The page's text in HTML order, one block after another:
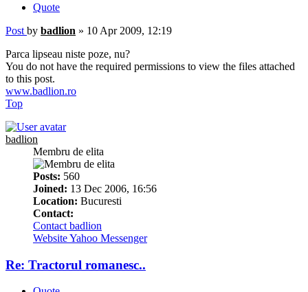
Quote
Post by badlion » 10 Apr 2009, 12:19
Parca lipseau niste poze, nu?
You do not have the required permissions to view the files attached
to this post.
www.badlion.ro
Top
badlion
Membru de elita
Posts: 560
Joined: 13 Dec 2006, 16:56
Location: Bucuresti
Contact:
Contact badlion
WebsiteYahoo Messenger
Re: Tractorul romanesc..